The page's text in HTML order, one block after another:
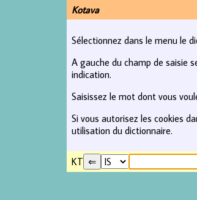
Kotava
Sélectionnez dans le menu le
A gauche du champ de saisie
indication.
Saisissez le mot dont vous
Si vous autorisez les cookies
utilisation du dictionnaire.
KT